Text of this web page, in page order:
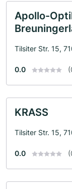
Apollo-
Tilsiter Str. 15,
0.0
KRASS
Tilsiter Str. 15,
0.0